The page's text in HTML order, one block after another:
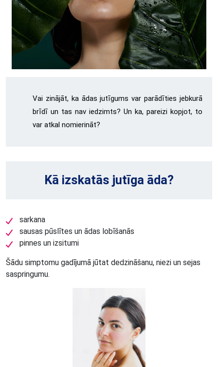
Vai zinājāt, ka ādas jutīgums var parādīties jebkurā
brīdī un tas nav iedzimts? Un ka, pareizi kopjot, to
var atkal nomierināt?
Kā izskatās jutīga āda?
sarkana
sausas pūslītes un ādas lobīšanās
pinnes un izsitumi
Šādu simptomu gadījumā jūtat dedzināšanu, niezi un sejas
saspringumu.